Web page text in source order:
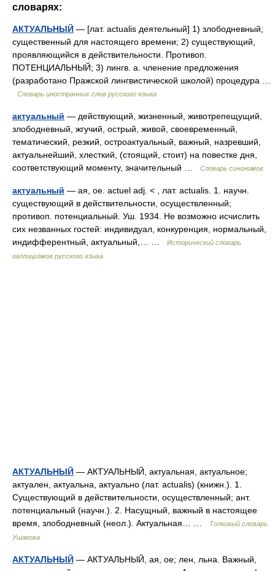
словарях:
АКТУАЛЬНЫЙ — [лат. actualis деятельный] 1) злободневный;
существенный для настоящего времени; 2) существующий,
проявляющийся в действительности. Противоп.
ПОТЕНЦИАЛЬНЫЙ; 3) лингв. а. членение предложения
(разработано Пражской лингвистической школой) процедура …
Словарь иностранных слов русского языка
актуальный — действующий, жизненный, животрепещущий,
злободневный, жгучий, острый, живой, своевременный,
тематический, резкий, остроактуальный, важный, назревший,
актуальнейший, хлесткий, (стоящий, стоит) на повестке дня,
соответствующий моменту, значительный …
Словарь синонимов
актуальный — ая, ое. actuel adj. < , лат. actualis. 1. научн.
существующий в действительности, осуществленный;
противоп. потенциальный. Уш. 1934. Не возможно исчислить
сих незванных гостей: индивидуал, конкуренция, нормальный,
индифферентный, актуальный,… …
Исторический словарь
галлицизмов русского языка
АКТУАЛЬНЫЙ — АКТУАЛЬНЫЙ, актуальная, актуальное;
актуален, актуальна, актуально (лат. actualis) (книжн.). 1.
Существующий в действительности, осуществленный; ант.
потенциальный (научн.). 2. Насущный, важный в настоящее
время, злободневный (неол.). Актуальная… …
Толковый словарь
Ушакова
АКТУАЛЬНЫЙ — АКТУАЛЬНЫЙ, ая, ое; лен, льна. Важный,